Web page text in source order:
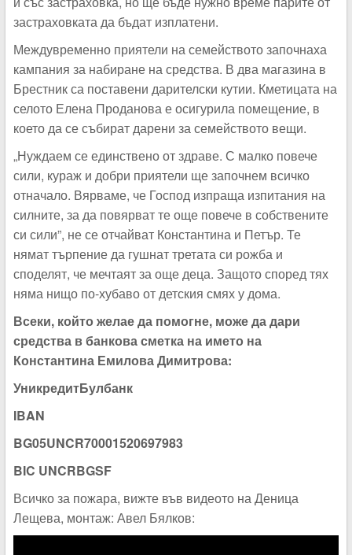
застраховката да бъдат изплатени.
Междувременно приятели на семейството започнаха
кампания за набиране на средства. В два магазина в
Брестник са поставени дарителски кутии. Кметицата на
селото Елена Проданова е осигурила помещение, в
което да се събират дарени за семейството вещи.
„Нуждаем се единствено от здраве. С малко повече
сили, кураж и добри приятели ще започнем всичко
отначало. Вярваме, че Господ изпраща изпитания на
силните, за да повярват те още повече в собствените
си сили”, не се отчайват Константина и Петър. Те
нямат търпение да гушнат третата си рожба и
споделят, че мечтаят за още деца. Защото според тях
няма нищо по-хубаво от детския смях у дома.
Всеки, който желае да помогне, може да дари
средства в банкова сметка на името на
Константина Емилова Димитрова:
УникредитБулбанк
IBAN
BG05UNCR70001520697983
BIC UNCRBGSF
Всичко за пожара, вижте във видеото на Деница
Лещева, монтаж: Авел Бялков: